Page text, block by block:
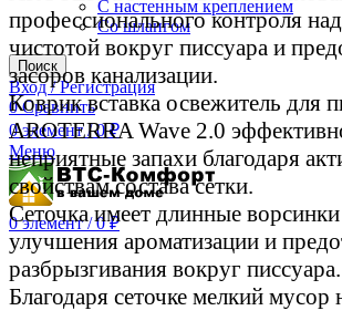
С настенным креплением
Со шлангом
Поиск
Вход / Регистрация
0 Сравнить
0элемент / 0₽
Меню
0элемент / 0₽
профессионального контроля
чистотой вокруг писсуара и
засоров канализации.
Коврик вставка освежитель для
AROTERRA Wave 2.0
неприятные запахи благодаря
свойствам состава сетки.
Сеточка имеет длинные
улучшения ароматизации и
разбрызгивания вокруг писсуара.
Благодаря сеточке мелкий мусор